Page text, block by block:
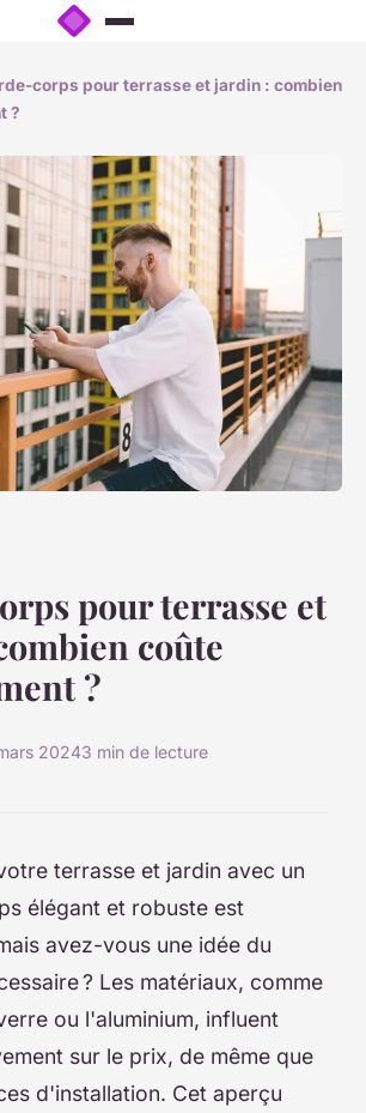
corps pour terrasse et jardin : combien
?
pour terrasse et
coûte
?
20243 min de lecture
terrasse et jardin avec un
élégant et robuste est
avez-vous une idée du
? Les matériaux, comme
ou l'aluminium, influent
sur le prix, de même que
d'installation. Cet aperçu